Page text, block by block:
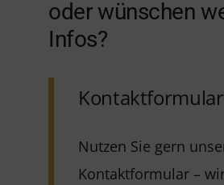
oder wünschen
Infos?
Kontaktformular
Nutzen Sie gern
Kontaktformular –